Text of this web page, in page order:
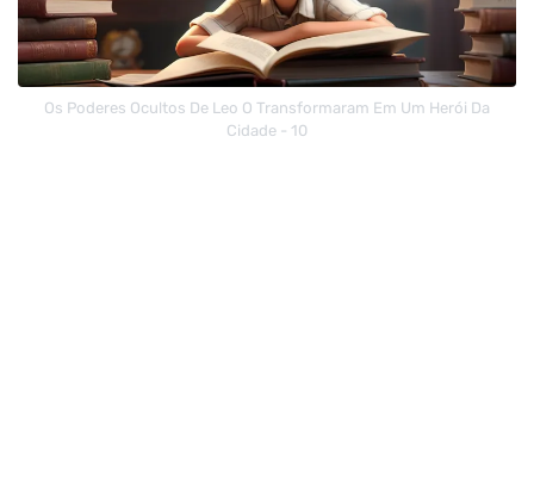
Os Poderes Ocultos De Leo O Transformaram Em Um Herói Da
Cidade - 10